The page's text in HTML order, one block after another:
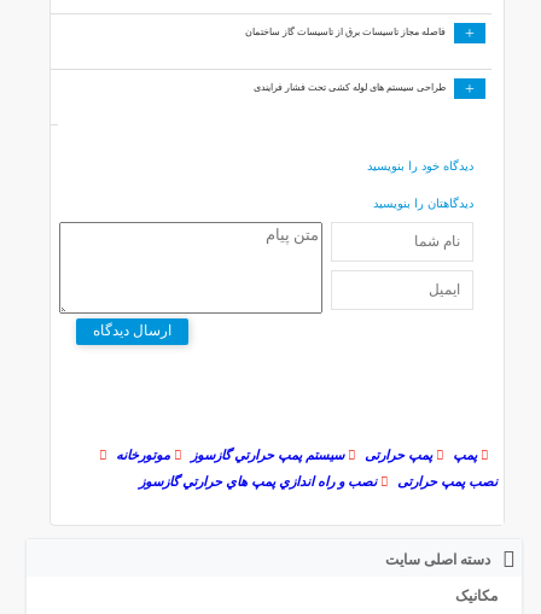
+ فاصله مجاز تاسیسات برق از تاسیسات گاز ساختمان
+ طراحی سیستم های لوله کشی تحت فشار فرایندی
دیدگاه خود را بنویسید
دیدگاهتان را بنویسید
ارسال دیدگاه
پمپ پمپ حرارتی سيستم پمپ حرارتي گازسوز
موتورخانه
نصب پمپ حرارتی
نصب و راه اندازي پمپ هاي حرارتي گازسوز
دسته اصلی سایت
مکانیک